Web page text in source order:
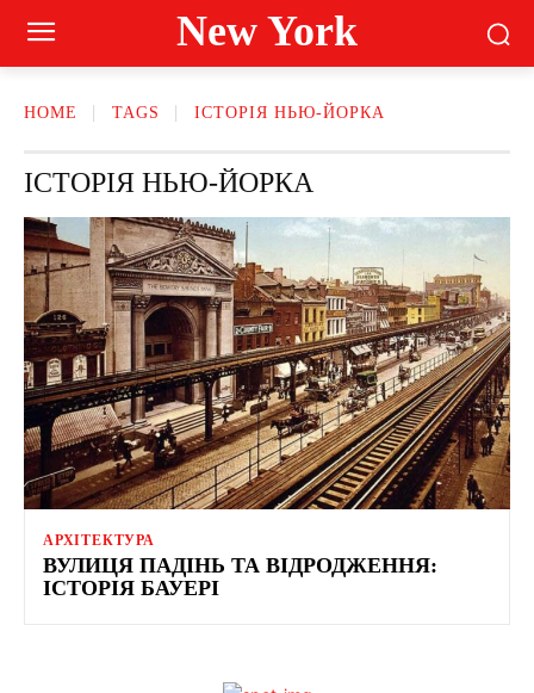
New York
HOME TAGS ІСТОРІЯ НЬЮ-ЙОРКА
ІСТОРІЯ НЬЮ-ЙОРКА
АРХІТЕКТУРА
ВУЛИЦЯ ПАДІНЬ ТА ВІДРОДЖЕННЯ:
ІСТОРІЯ БАУЕРІ